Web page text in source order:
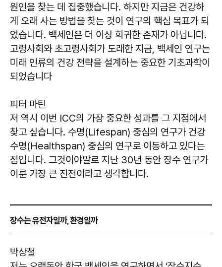
원인을 찾는 데 집중했습니다. 하지만 지금은 건강하
게 오래 사는 방법을 찾는 것이 연구의 핵심 목표가 되
었습니다. 백세인은 더 이상 희귀한 존재가 아닙니다.
고령사회와 초고령사회가 도래한 지금, 백세인 연구는
미래 인류의 건강 전략을 설계하는 중요한 기초과학이
되었습니다
피터 마틴
저 역시 이번 ICC의 가장 중요한 성과를 그 지점에서
찾고 싶습니다. 수명(Lifespan) 중심의 연구가 건강
수명(Healthspan) 중심의 연구로 이동하고 있다는
점입니다. 그것이야말로 지난 30년 동안 장수 연구가
이룬 가장 큰 진전이라고 생각합니다.
장수는 유전자일까, 환경일까
박상철